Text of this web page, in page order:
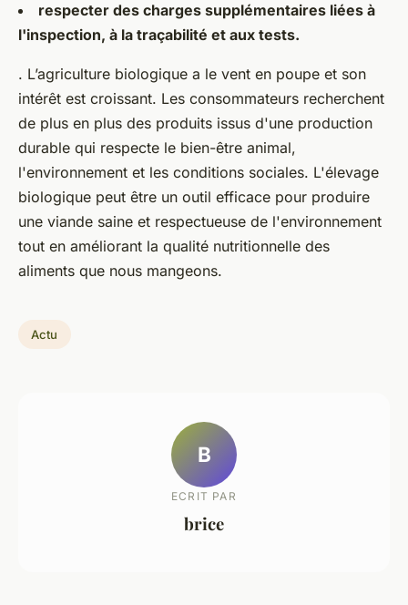
respecter des charges supplémentaires liées à
l'inspection, à la traçabilité et aux tests.
. L’agriculture biologique a le vent en poupe et son
intérêt est croissant. Les consommateurs recherchent
de plus en plus des produits issus d'une production
durable qui respecte le bien-être animal,
l'environnement et les conditions sociales. L'élevage
biologique peut être un outil efficace pour produire
une viande saine et respectueuse de l'environnement
tout en améliorant la qualité nutritionnelle des
aliments que nous mangeons.
Actu
B
ECRIT PAR
brice